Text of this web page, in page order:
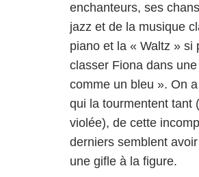
enchanteurs, ses
jazz et de la musique
piano et la « Waltz » si
classer Fiona dans
comme un bleu ». On
qui la tourmentent tant
violée), de cette
derniers semblent
une gifle à la figure.